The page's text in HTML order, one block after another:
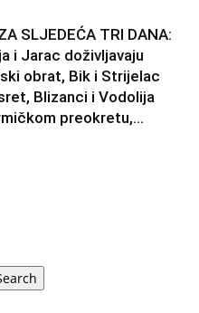
SLJEDEĆA TRI DANA:
i Jarac doživljavaju
obrat, Bik i Strijelac
Blizanci i Vodolija
preokretu,...